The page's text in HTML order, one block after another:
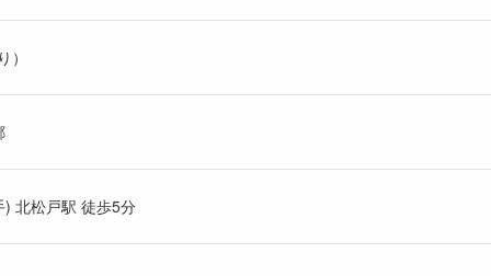
北松戸駅 徒歩5分